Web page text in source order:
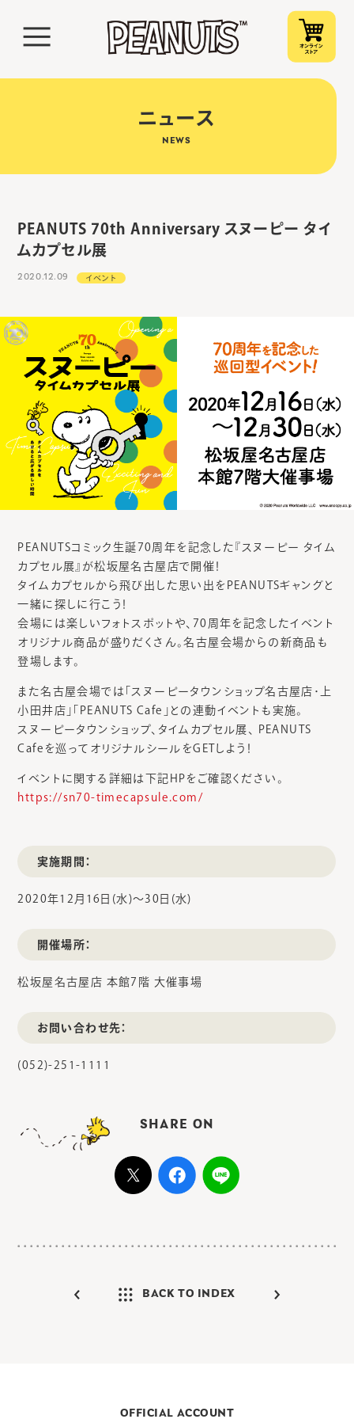
ニュース
NEWS
PEANUTS 70th Anniversary スヌーピー タイ
ムカプセル展
2020.12.09 イベント
PEANUTSコミック生誕70周年を記念した『スヌーピー タイム
カプセル展』が松坂屋名古屋店で開催！
タイムカプセルから飛び出した思い出をPEANUTSギャングと
一緒に探しに行こう！
会場には楽しいフォトスポットや、70周年を記念したイベント
オリジナル商品が盛りだくさん。名古屋会場からの新商品も
登場します。
また名古屋会場では「スヌーピータウンショップ名古屋店･上
小田井店」「PEANUTS Cafe」との連動イベントも実施。
スヌーピータウンショップ、タイムカプセル展、 PEANUTS
Cafeを巡ってオリジナルシールをGETしよう！
イベントに関する詳細は下記HPをご確認ください。
https://sn70-timecapsule.com/
実施期間：
2020年12月16日(水)～30日(水)
開催場所：
松坂屋名古屋店 本館7階 大催事場
お問い合わせ先：
(052)-251-1111
SHARE ON
BACK TO INDEX
OFFICIAL ACCOUNT